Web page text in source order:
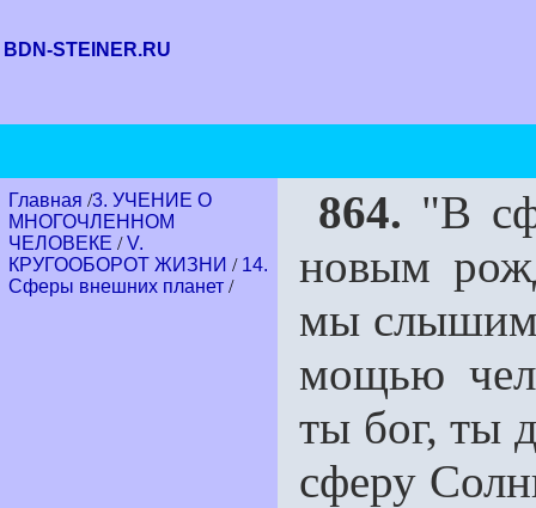
BDN-STEINER.RU
Главная /3. УЧЕНИЕ О
МНОГОЧЛЕННОМ
ЧЕЛОВЕКЕ /V.
КРУГООБОРОТ ЖИЗНИ / 14.
Сферы внешних планет /
864. "В
новым
мы слышим,
мощью
ты бог, ты
сферу